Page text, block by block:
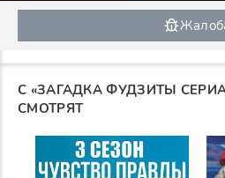
С «ЗАГАДКА ФУДЗИТЫ
СМОТРЯТ